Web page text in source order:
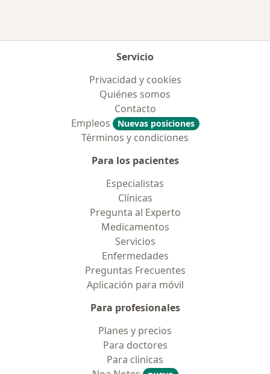
Servicio
Privacidad y cookies
Quiénes somos
Contacto
Empleos
Nuevas posiciones
Términos y condiciones
Para los pacientes
Especialistas
Clínicas
Pregunta al Experto
Medicamentos
Servicios
Enfermedades
Preguntas Frecuentes
Aplicación para móvil
Para profesionales
Planes y precios
Para doctores
Para clinicas